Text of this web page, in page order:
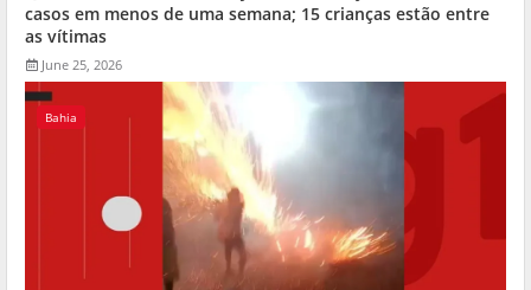
casos em menos de uma semana; 15 crianças estão entre
as vítimas
June 25, 2026
Bahia